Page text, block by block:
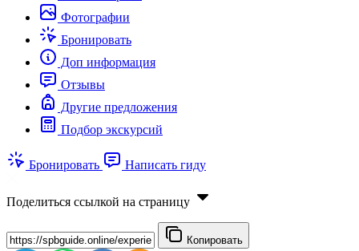
Фотографии
Бронировать
Доп информация
Отзывы
Другие предложения
Подбор экскурсий
Бронировать Написать гиду
Поделиться ссылкой на страницу
Копировать